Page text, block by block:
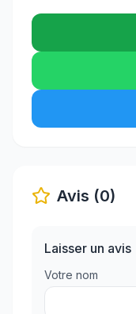
Avis (0)
Laisser un avis
Votre nom